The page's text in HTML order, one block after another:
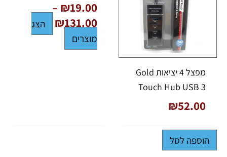
מפצל 4 יציאות Gold
Touch Hub USB 3
₪52.00
הוספה לסל
₪19.00
–
₪131.00
הצג
מוצרים